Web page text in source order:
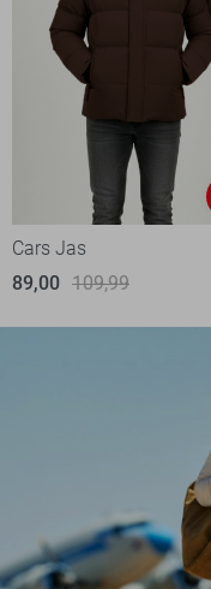
Cars Jas
89,00 109,99